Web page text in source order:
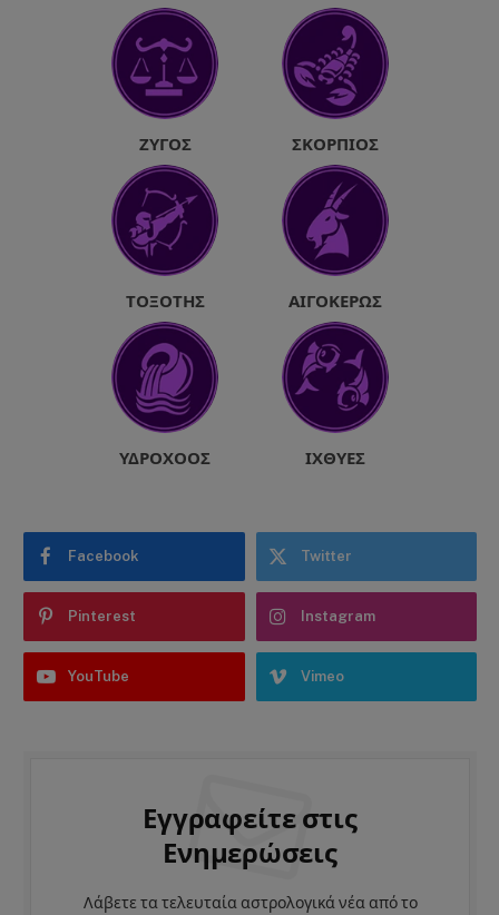
ΖΥΓΌΣ ΣΚΟΡΠΙΌΣ
ΤΟΞΌΤΗΣ ΑΙΓΌΚΕΡΩΣ
ΥΔΡΟΧΌΟΣ ΙΧΘΎΕΣ
Facebook Twitter
Pinterest Instagram
YouTube Vimeo
Εγγραφείτε στις
Ενημερώσεις
Λάβετε τα τελευταία αστρολογικά νέα από το